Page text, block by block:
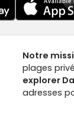
Notre
plages
explorer
adresses